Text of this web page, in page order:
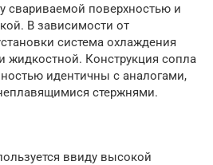
свариваемой поверхностью и
В зависимости от
система охлаждения
жидкостной. Конструкция сопла
идентичны с аналогами,
стержнями.
ввиду высокой